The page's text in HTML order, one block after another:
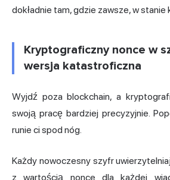
dokładnie tam, gdzie zawsze, w stanie
Kryptograficzny nonce w
wersja katastroficzna
Wyjdź poza blockchain, a
swoją pracę bardziej precyzyjnie.
runie ci spod nóg.
Każdy nowoczesny szyfr
z wartością nonce dla każdej